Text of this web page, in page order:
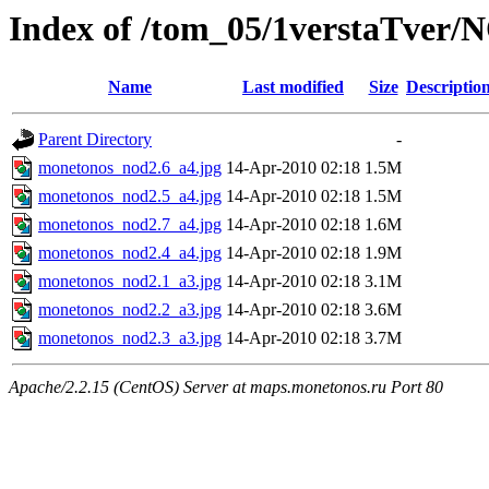
Index of /tom_05/1verstaTver/
Name Last modified Size
Parent Directory
-
monetonos_nod2.6_a4.jpg 14-Apr-2010 02:18 1.5M
monetonos_nod2.5_a4.jpg 14-Apr-2010 02:18 1.5M
monetonos_nod2.7_a4.jpg 14-Apr-2010 02:18 1.6M
monetonos_nod2.4_a4.jpg 14-Apr-2010 02:18 1.9M
monetonos_nod2.1_a3.jpg 14-Apr-2010 02:18 3.1M
monetonos_nod2.2_a3.jpg 14-Apr-2010 02:18 3.6M
monetonos_nod2.3_a3.jpg 14-Apr-2010 02:18 3.7M
Apache/2.2.15 (CentOS) Server at maps.monetonos.ru Port 80